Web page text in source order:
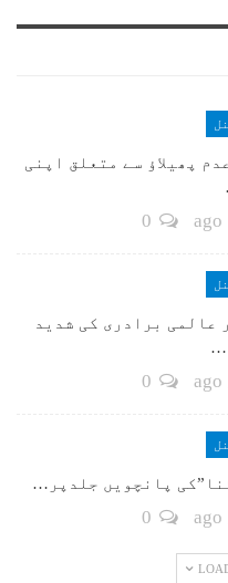
پھیلاؤ سے متعلق اپنی
عالمی برادری کی شدید
پانچویں جلدپر…